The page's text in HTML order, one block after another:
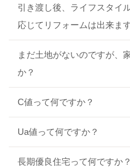
引き渡し後、ライフスタイ
応じてリフォームは出来ま
まだ土地がないのですが、
か？
C値って何ですか？
Ua値って何ですか？
長期優良住宅って何ですか？